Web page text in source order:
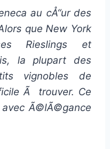
au cÅ“ur des
que New York
Rieslings et
la plupart des
vignobles de
Ã trouver. Ce
Ã©lÃ©gance